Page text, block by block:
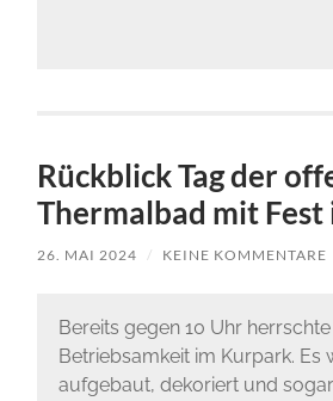
Rückblick Tag der
Thermalbad mit Fest
26. MAI 2024 / KEINE KOMMENTARE
Bereits gegen 10 Uhr
Betriebsamkeit im Kurpark. Es
aufgebaut, dekoriert und